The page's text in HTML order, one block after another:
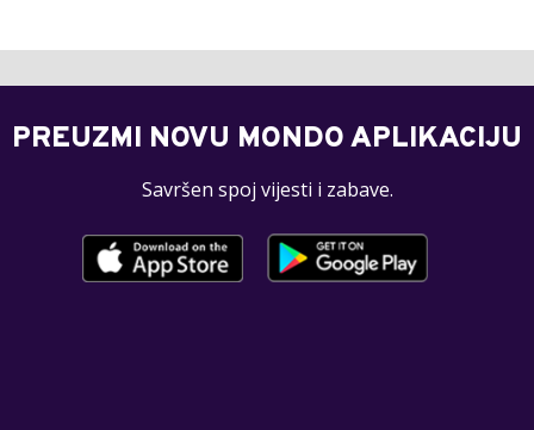
PREUZMI NOVU MONDO APLIKACIJU
Savršen spoj vijesti i zabave.